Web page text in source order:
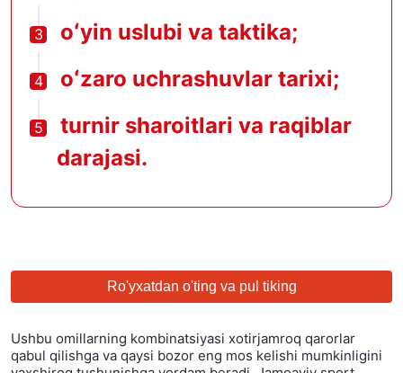
oʻyin uslubi va taktika;
oʻzaro uchrashuvlar tarixi;
turnir sharoitlari va raqiblar
darajasi.
Ro'yxatdan o'ting va pul tiking
Ushbu omillarning kombinatsiyasi xotirjamroq qarorlar
qabul qilishga va qaysi bozor eng mos kelishi mumkinligini